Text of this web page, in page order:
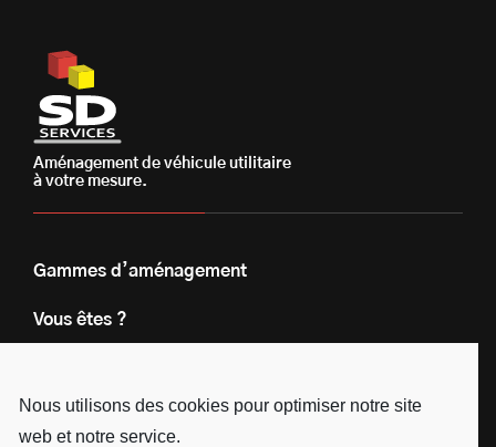
Nous utilisons des cookies pour optimiser notre site
web et notre service.
Aménagement de véhicule utilitaire
à votre mesure.
Gammes d’aménagement
Vous êtes ?
Le groupe